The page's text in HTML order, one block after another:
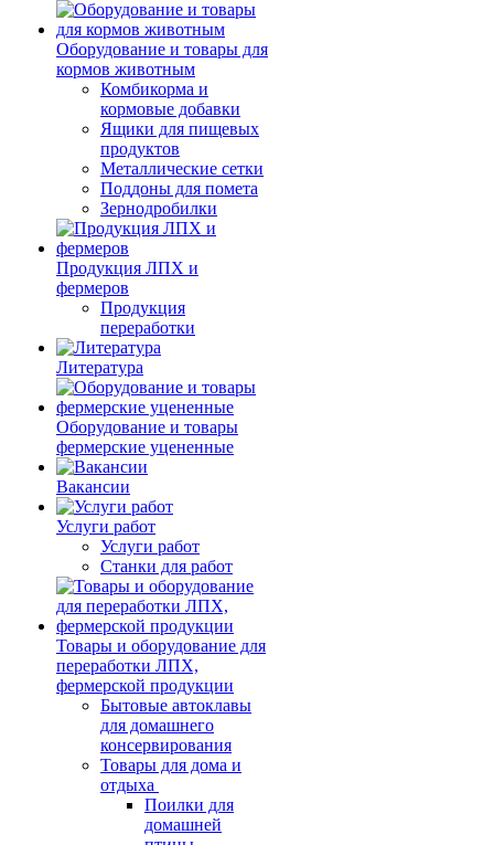
Оборудование и товары для
кормов животным
Комбикорма и
кормовые добавки
Ящики для пищевых
продуктов
Металлические сетки
Поддоны для помета
Зернодробилки
Продукция ЛПХ и
фермеров
Продукция
переработки
Литература
Оборудование и товары
фермерские уцененные
Вакансии
Услуги работ
Услуги работ
Станки для работ
Товары и оборудование для
переработки ЛПХ,
фермерской продукции
Бытовые автоклавы
для домашнего
консервирования
Товары для дома и
отдыха
Поилки для
домашней